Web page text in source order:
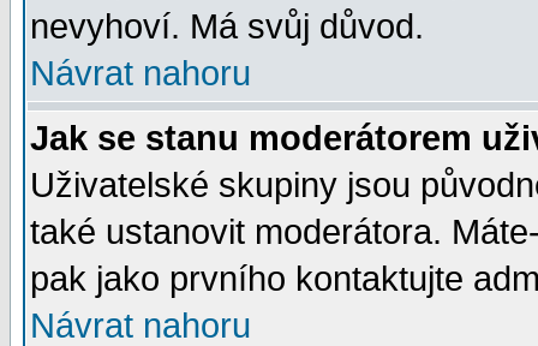
nevyhoví. Má svůj důvod.
Návrat nahoru
Jak se stanu moderátorem
Uživatelské skupiny jsou
také ustanovit moderátora.
pak jako prvního kontaktujte
Návrat nahoru